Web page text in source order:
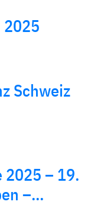
2025
Schweiz
2025 – 19.
–…